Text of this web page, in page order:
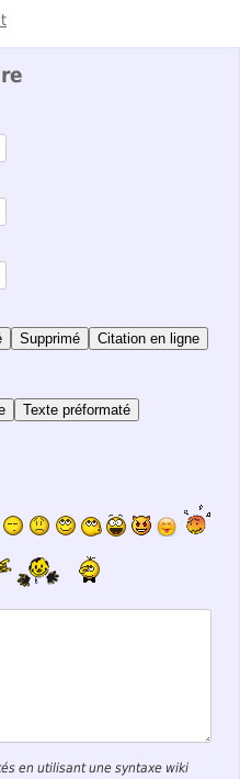
Supprimé
Citation en ligne
Texte préformaté
en utilisant une syntaxe wiki